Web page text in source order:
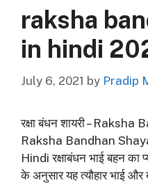
raksha
in hindi
July 6, 2021 by Pradip
रक्षा बंधन शायरी –
Raksha Bandhan
Hindi रक्षाबंधन भाई बहन का
के अनुसार यह त्यौहार भाई और